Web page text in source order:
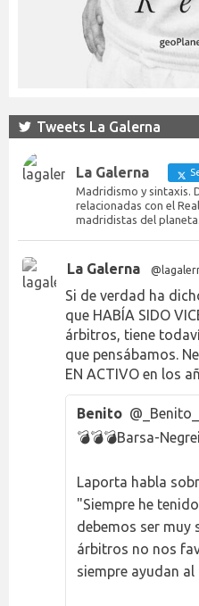
Tweets La Galerna
La Galerna
Madridismo y sintaxis.
relacionadas con el
madridistas del
La Galerna
Si de verdad ha
que HABÍA SIDO
árbitros, tiene
que pensábamos.
EN ACTIVO en los
Benito
💣💣💣Barsa-
Laporta habla
"Siempre he
debemos ser muy
árbitros no nos
siempre ayudan